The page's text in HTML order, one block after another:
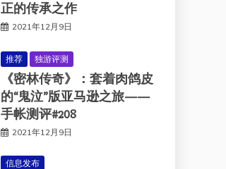
正的传承之作
2021年12月9日
推荐 独游评测
《密林传奇》：套着肉鸽皮
的“鬼泣”版亚马逊之旅——
手帐测评#208
2021年12月9日
信息发布